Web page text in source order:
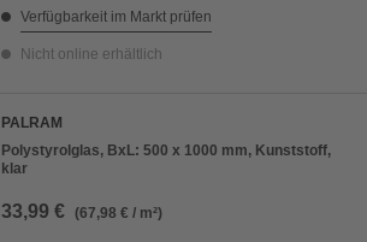
Verfügbarkeit im Markt prüfen
Nicht online erhältlich
PALRAM
Polystyrolglas, BxL: 500 x 1000 mm, Kunststoff,
klar
33,99 € (67,98 € / m²)